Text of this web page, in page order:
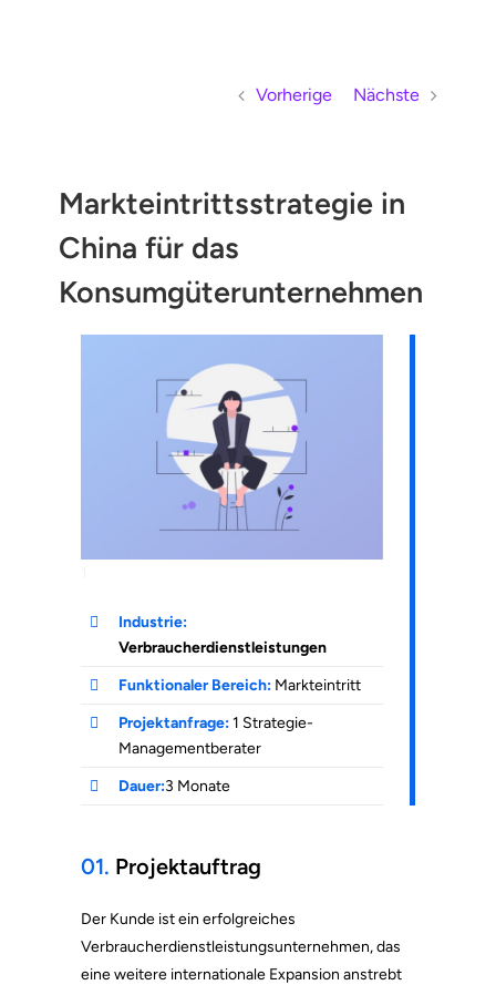
Vorherige Nächste
Markteintrittsstrategie in
China für das
Konsumgüterunternehmen
Industrie:
Verbraucherdienstleistungen
Funktionaler Bereich: Markteintritt
Projektanfrage:1 Strategie-
Managementberater
Dauer:3 Monate
01. Projektauftrag
Der Kunde ist ein erfolgreiches
Verbraucherdienstleistungsunternehmen, das
eine weitere internationale Expansion anstrebt